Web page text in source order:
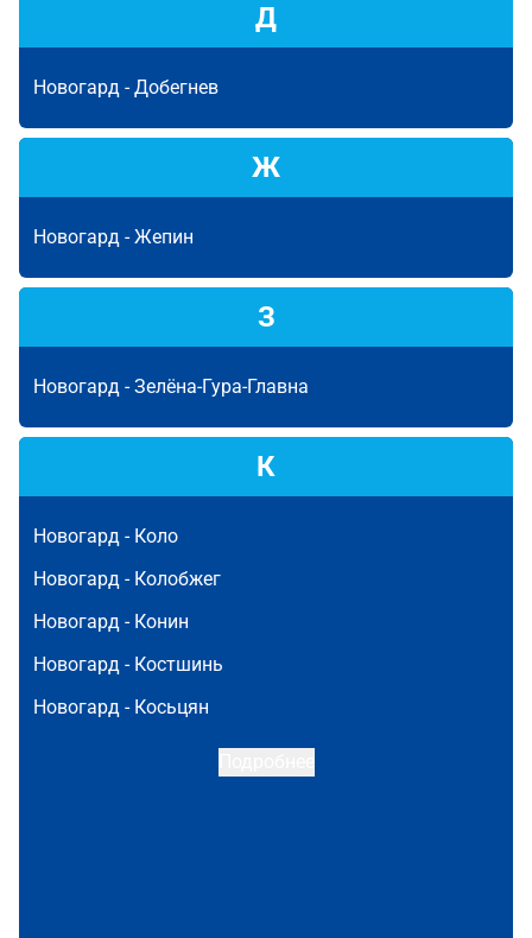
Д
Новогард -Добегнев
Ж
Новогард -Жепин
З
Новогард -Зелёна-Гура-Главна
К
Новогард - Коло
Новогард - Колобжег
Новогард - Конин
Новогард - Костшинь
Новогард - Косьцян